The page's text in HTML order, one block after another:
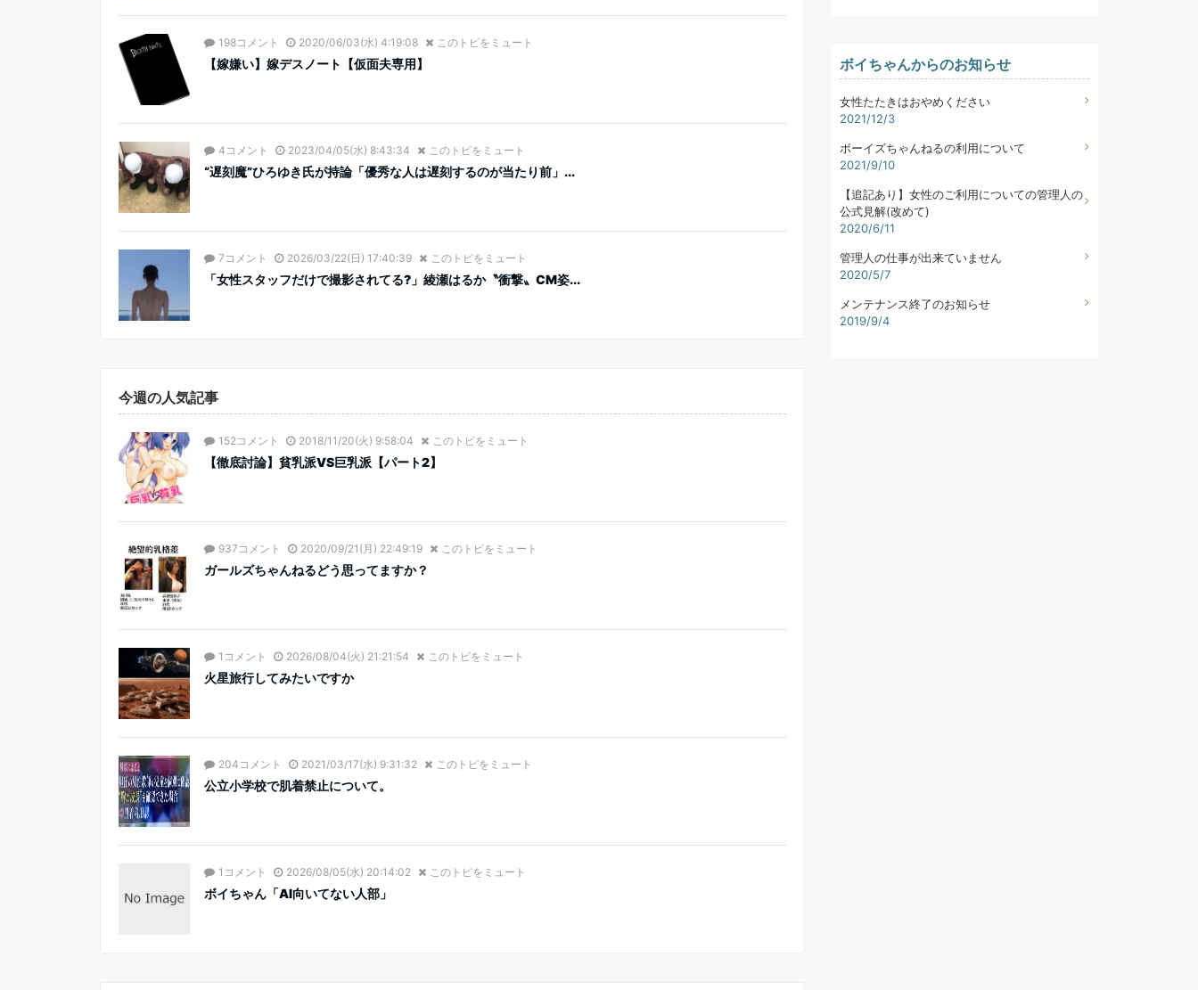
198コメント 2020/06/03(水) 4:19:08 このトピをミュート
【嫁嫌い】嫁デスノート【仮面夫専用】
4コメント 2023/04/05(水) 8:43:34 このトピをミュート
“遅刻魔”ひろゆき氏が持論「優秀な人は遅刻するのが当たり前」...
7コメント 2026/03/22(日) 17:40:39 このトピをミュート
「女性スタッフだけで撮影されてる?」綾瀬はるか〝衝撃〟CM姿...
今週の人気記事
152コメント 2018/11/20(火) 9:58:04 このトピをミュート
【徹底討論】貧乳派VS巨乳派【パート2】
937コメント 2020/09/21(月) 22:49:19 このトピをミュート
ガールズちゃんねるどう思ってますか？
1コメント 2026/08/04(火) 21:21:54 このトピをミュート
火星旅行してみたいですか
204コメント 2021/03/17(水) 9:31:32 このトピをミュート
公立小学校で肌着禁止について。
1コメント 2026/08/05(水) 20:14:02 このトピをミュート
ボイちゃん「AI向いてない人部」
ボイちゃんからのお知らせ
女性たたきはおやめください
2021/12/3
ボーイズちゃんねるの利用について
2021/9/10
【追記あり】女性のご利用についての管理人の
公式見解(改めて)
2020/6/11
管理人の仕事が出来ていません
2020/5/7
メンテナンス終了のお知らせ
2019/9/4